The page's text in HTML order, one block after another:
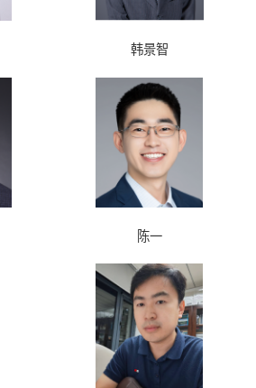
韩景智
陈一